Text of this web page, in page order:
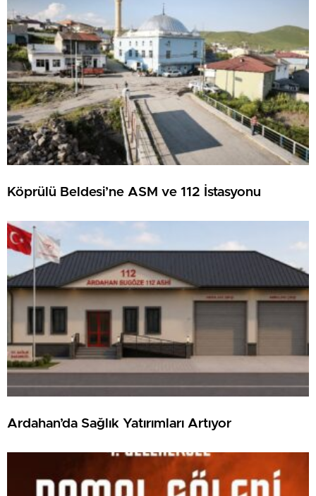
Köprülü Beldesi’ne ASM ve 112 İstasyonu
Ardahan’da Sağlık Yatırımları Artıyor